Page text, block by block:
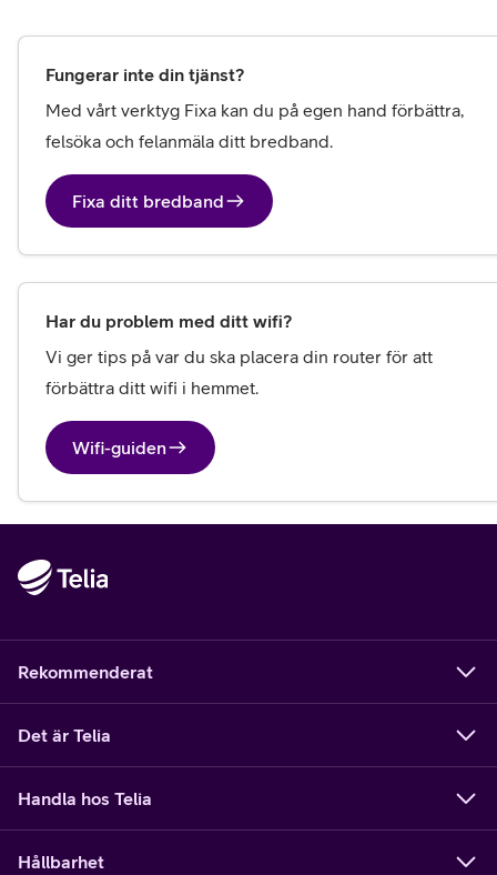
Fungerar inte din tjänst?
Med vårt verktyg Fixa kan du på egen hand förbättra,
felsöka och felanmäla ditt bredband.
Fixa ditt bredband
Har du problem med ditt wifi?
Vi ger tips på var du ska placera din router för att
förbättra ditt wifi i hemmet.
Wifi-guiden
Rekommenderat
Det är Telia
Handla hos Telia
Hållbarhet